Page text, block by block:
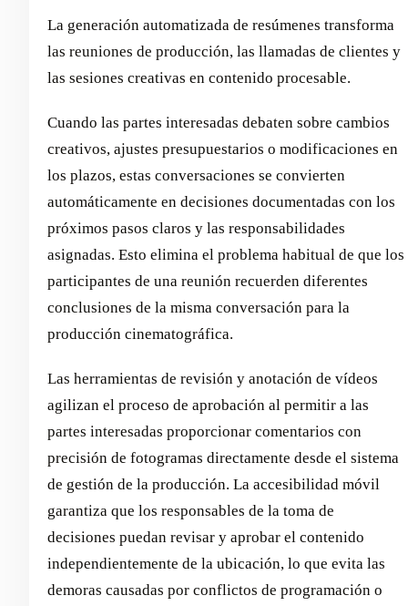
La generación automatizada de resúmenes transforma
las reuniones de producción, las llamadas de clientes y
las sesiones creativas en contenido procesable.
Cuando las partes interesadas debaten sobre cambios
creativos, ajustes presupuestarios o modificaciones en
los plazos, estas conversaciones se convierten
automáticamente en decisiones documentadas con los
próximos pasos claros y las responsabilidades
asignadas. Esto elimina el problema habitual de que los
participantes de una reunión recuerden diferentes
conclusiones de la misma conversación para la
producción cinematográfica.
Las herramientas de revisión y anotación de vídeos
agilizan el proceso de aprobación al permitir a las
partes interesadas proporcionar comentarios con
precisión de fotogramas directamente desde el sistema
de gestión de la producción. La accesibilidad móvil
garantiza que los responsables de la toma de
decisiones puedan revisar y aprobar el contenido
independientemente de la ubicación, lo que evita las
demoras causadas por conflictos de programación o